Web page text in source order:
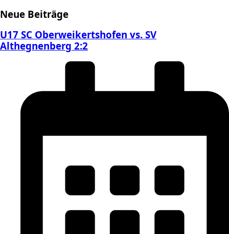
Neue Beiträge
U17 SC Oberweikertshofen vs. SV
Althegnenberg 2:2